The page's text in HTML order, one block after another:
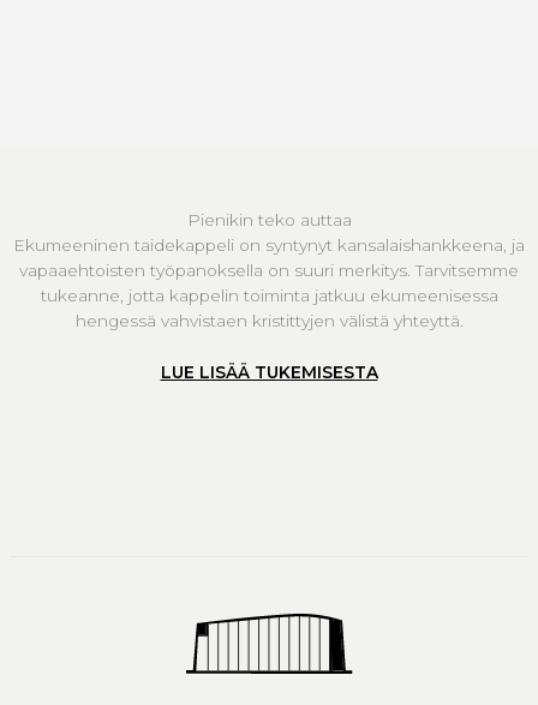
Pienikin teko auttaa
Ekumeeninen taidekappeli on syntynyt kansalaishankkeena, ja
vapaaehtoisten työpanoksella on suuri merkitys. Tarvitsemme
tukeanne, jotta kappelin toiminta jatkuu ekumeenisessa
hengessä vahvistaen kristittyjen välistä yhteyttä.
LUE LISÄÄ TUKEMISESTA